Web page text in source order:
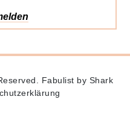
Fabulist by Shark